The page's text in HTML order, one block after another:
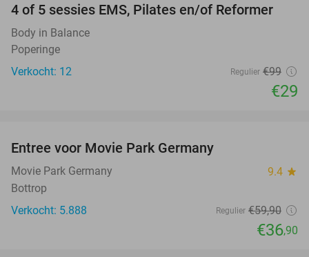
71%
4 of 5 sessies EMS, Pilates en/of Reformer
Body in Balance
Poperinge
Verkocht: 12
Regulier €99
€29
Entree voor Movie Park Germany
Movie Park Germany 9.4 star
Bottrop
Verkocht: 5.888
Regulier €59,90
€36,90